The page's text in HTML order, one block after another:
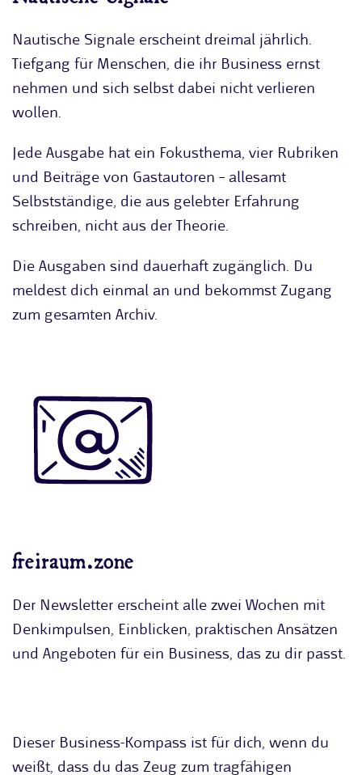
Nautische Signale erscheint dreimal jährlich.
Tiefgang für Menschen, die ihr Business ernst
nehmen und sich selbst dabei nicht verlieren
wollen.
Jede Ausgabe hat ein Fokusthema, vier Rubriken
und Beiträge von Gastautoren – allesamt
Selbstständige, die aus gelebter Erfahrung
schreiben, nicht aus der Theorie.
Die Ausgaben sind dauerhaft zugänglich. Du
meldest dich einmal an und bekommst Zugang
zum gesamten Archiv.
freiraum.zone
Der Newsletter erscheint alle zwei Wochen mit
Denkimpulsen, Einblicken, praktischen Ansätzen
und Angeboten für ein Business, das zu dir passt.
Dieser Business-Kompass ist für dich, wenn du
weißt, dass du das Zeug zum tragfähigen